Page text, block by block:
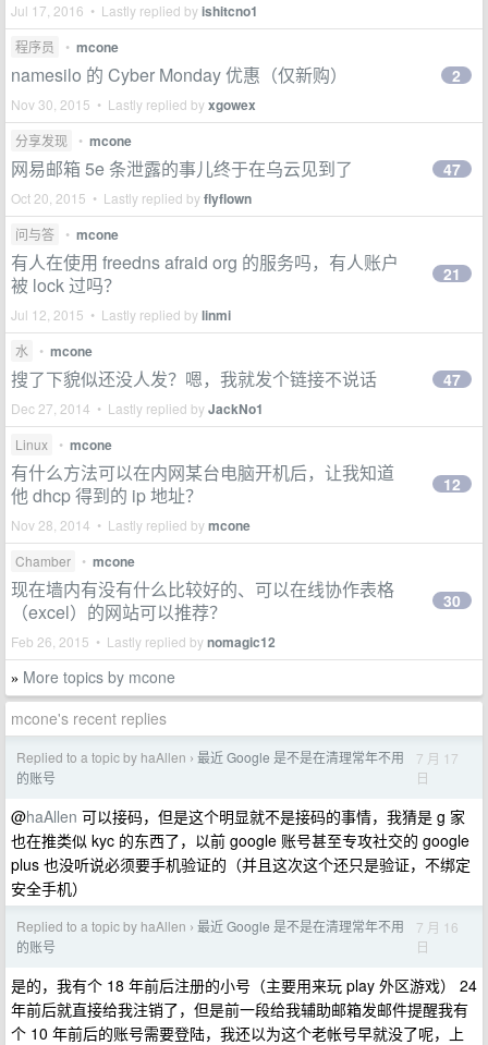
Jul 17, 2016 • Lastly replied byishitcno1
程序员 • mcone
namesilo 的 Cyber Monday 优惠（仅新购）
Nov 30, 2015 • Lastly replied byxgowex
2
分享发现 • mcone
网易邮箱 5e 条泄露的事儿终于在乌云见到了
Oct 20, 2015 • Lastly replied byflyflown
47
问与答 • mcone
有人在使用 freedns afraid org 的服务吗，有人账户
被 lock 过吗？
Jul 12, 2015 • Lastly replied bylinmi
21
水 • mcone
搜了下貌似还没人发？嗯，我就发个链接不说话
Dec 27, 2014 • Lastly replied byJackNo1
47
Linux • mcone
有什么方法可以在内网某台电脑开机后，让我知道
他 dhcp 得到的 ip 地址？
Nov 28, 2014 • Lastly replied bymcone
12
Chamber • mcone
现在墙内有没有什么比较好的、可以在线协作表格
（excel）的网站可以推荐？
Feb 26, 2015 • Lastly replied bynomagic12
30
» More topics by mcone
mcone's recent replies
Replied to a topic by haAllen › 最近 Google 是不是在清理常年不用
的账号
7 月 17
日
@haAllen 可以接码，但是这个明显就不是接码的事情，我猜是 g 家
也在推类似 kyc 的东西了，以前 google 账号甚至专攻社交的 google
plus 也没听说必须要手机验证的（并且这次这个还只是验证，不绑定
安全手机）
Replied to a topic by haAllen › 最近 Google 是不是在清理常年不用
的账号
7 月 16
日
是的，我有个 18 年前后注册的小号（主要用来玩 play 外区游戏） 24
年前后就直接给我注销了，但是前一段给我辅助邮箱发邮件提醒我有
个 10 年前后的账号需要登陆，我还以为这个老帐号早就没了呢，上